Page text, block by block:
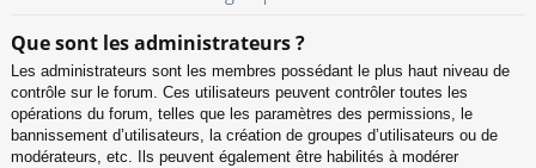
Que sont les administrateurs ?
Les administrateurs sont les membres possédant le plus haut niveau de
contrôle sur le forum. Ces utilisateurs peuvent contrôler toutes les
opérations du forum, telles que les paramètres des permissions, le
bannissement d’utilisateurs, la création de groupes d’utilisateurs ou de
modérateurs, etc. Ils peuvent également être habilités à modérer